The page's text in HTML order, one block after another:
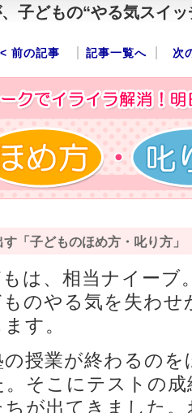
子どもの“やる気スイ
< 前の記事 記事一覧へ 次
「子どものほめ方・叱り方」
は、相当ナイーブ
のやる気を失わ
す。
授業が終わるの
そこにテストの
が出てきました